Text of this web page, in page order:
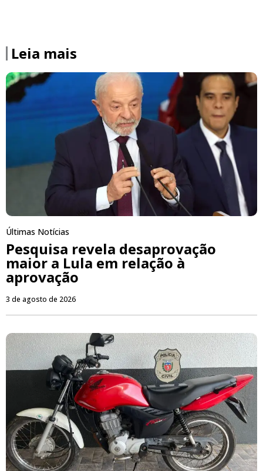
Leia mais
Últimas Notícias
Pesquisa revela desaprovação
maior a Lula em relação à
aprovação
3 de agosto de 2026